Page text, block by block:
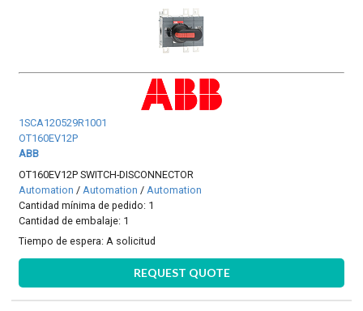
1SCA120529R1001
OT160EV12P
ABB
OT160EV12P SWITCH-DISCONNECTOR
Automation / Automation / Automation
Cantidad mínima de pedido: 1
Cantidad de embalaje: 1
Tiempo de espera: A solicitud
REQUEST QUOTE